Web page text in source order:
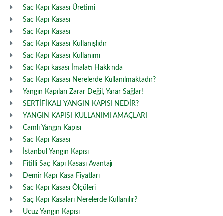
Sac Kapı Kasası Üretimi
Sac Kapı Kasası
Sac Kapı Kasası
Sac Kapı Kasası Kullanışlıdır
Sac Kapı Kasası Kullanımı
Sac Kapı kasası İmalatı Hakkında
Sac Kapı Kasası Nerelerde Kullanılmaktadır?
Yangın Kapıları Zarar Değil, Yarar Sağlar!
SERTİFİKALI YANGIN KAPISI NEDİR?
YANGIN KAPISI KULLANIMI AMAÇLARI
Camlı Yangın Kapısı
Sac Kapı Kasası
İstanbul Yangın Kapısı
Fitilli Saç Kapı Kasası Avantajı
Demir Kapı Kasa Fiyatları
Sac Kapı Kasası Ölçüleri
Saç Kapı Kasaları Nerelerde Kullanılır?
Ucuz Yangın Kapısı